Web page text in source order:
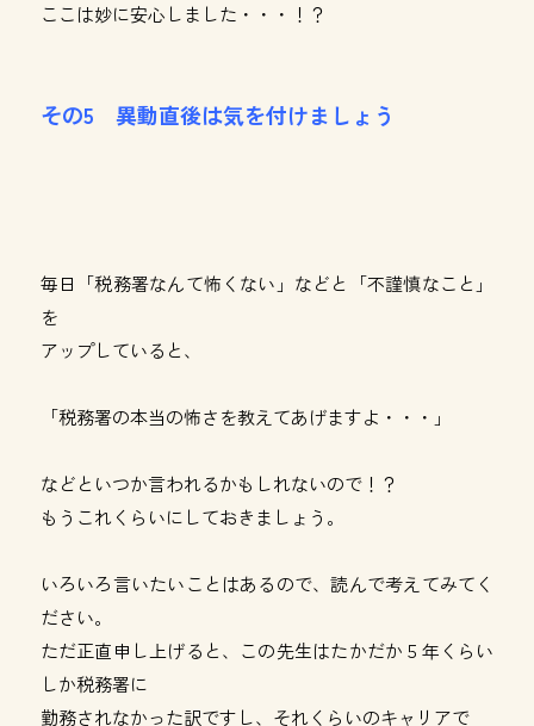
ここは妙に安心しました・・・！？
その5 異動直後は気を付けましょう
毎日「税務署なんて怖くない」などと「不謹慎なこと」
を
アップしていると、
「税務署の本当の怖さを教えてあげますよ・・・」
などといつか言われるかもしれないので！？
もうこれくらいにしておきましょう。
いろいろ言いたいことはあるので、読んで考えてみてく
ださい。
ただ正直申し上げると、この先生はたかだか５年くらい
しか税務署に
勤務されなかった訳ですし、それくらいのキャリアで